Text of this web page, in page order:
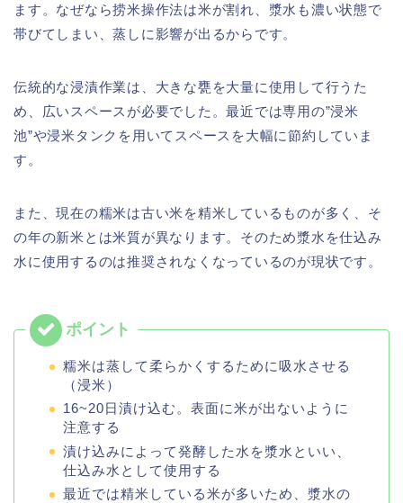
ます。なぜなら捞米操作法は米が割れ、漿水も濃い状態で
帯びてしまい、蒸しに影響が出るからです。
伝統的な浸漬作業は、大きな甕を大量に使用して行うた
め、広いスペースが必要でした。最近では専用の”浸米
池”や浸米タンクを用いてスペースを大幅に節約していま
す。
また、現在の糯米は古い米を精米しているものが多く、そ
の年の新米とは米質が異なります。そのため漿水を仕込み
水に使用するのは推奨されなくなっているのが現状です。
糯米は蒸して柔らかくするために吸水させる
（浸米）
16~20日漬け込む。表面に米が出ないように
注意する
漬け込みによって発酵した水を漿水といい、
仕込み水として使用する
最近では精米している米が多いため、漿水の